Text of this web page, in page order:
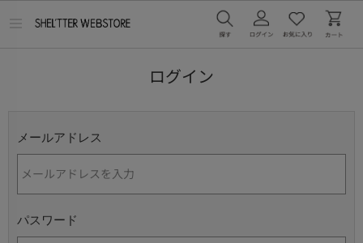
ログイン
メールアドレス
パスワード